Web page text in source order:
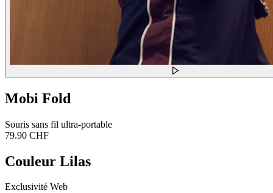
Mobi Fold
Souris sans fil ultra-portable
79.90 CHF
Couleur Lilas
Exclusivité Web